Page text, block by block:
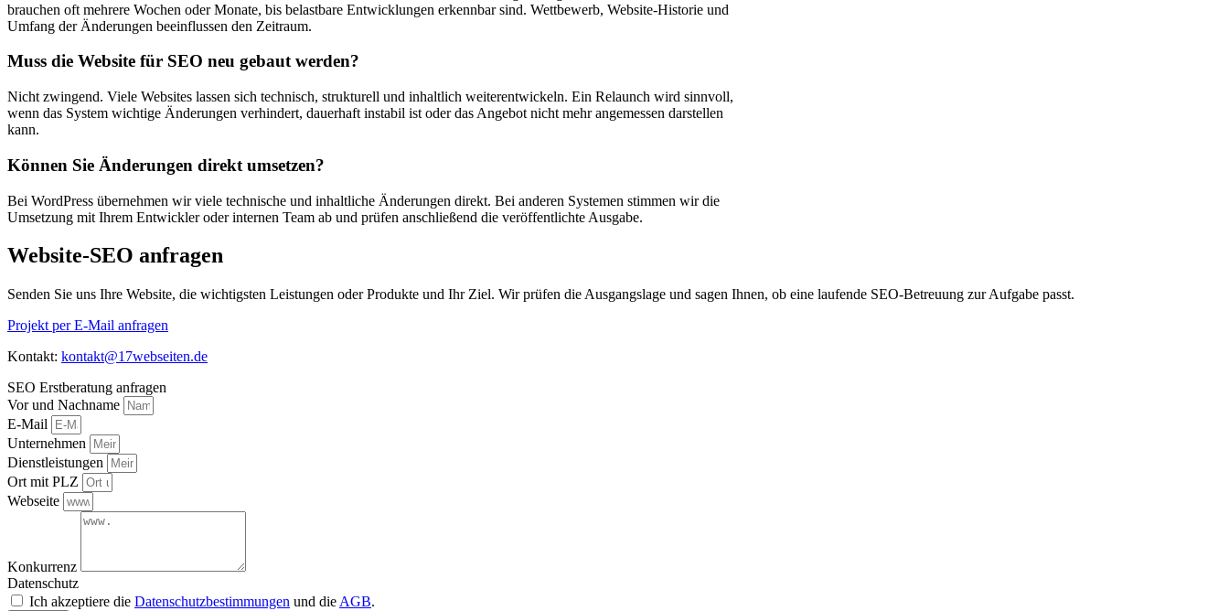
brauchen oft mehrere Wochen oder Monate, bis belastbare Entwicklungen erkennbar sind. Wettbewerb, Website-Historie und
Umfang der Änderungen beeinflussen den Zeitraum.
Muss die Website für SEO neu gebaut werden?
Nicht zwingend. Viele Websites lassen sich technisch, strukturell und inhaltlich weiterentwickeln. Ein Relaunch wird sinnvoll,
wenn das System wichtige Änderungen verhindert, dauerhaft instabil ist oder das Angebot nicht mehr angemessen darstellen
kann.
Können Sie Änderungen direkt umsetzen?
Bei WordPress übernehmen wir viele technische und inhaltliche Änderungen direkt. Bei anderen Systemen stimmen wir die
Umsetzung mit Ihrem Entwickler oder internen Team ab und prüfen anschließend die veröffentlichte Ausgabe.
Website-SEO anfragen
Senden Sie uns Ihre Website, die wichtigsten Leistungen oder Produkte und Ihr Ziel. Wir prüfen die Ausgangslage und sagen Ihnen, ob eine laufende SEO-Betreuung zur Aufgabe passt.
Projekt per E-Mail anfragen
Kontakt: kontakt@17webseiten.de
SEO Erstberatung anfragen
Vor und Nachname
E-Mail
Unternehmen
Dienstleistungen
Ort mit PLZ
Webseite
Konkurrenz
Datenschutz
Ich akzeptiere die Datenschutzbestimmungen und die AGB.